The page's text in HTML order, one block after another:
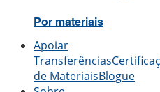
Por materiais
Cerâmica de Alumina
boroCerâmicas de
nitreto de alumínio
Apoiar
Transferências
de MateriaisBlogue